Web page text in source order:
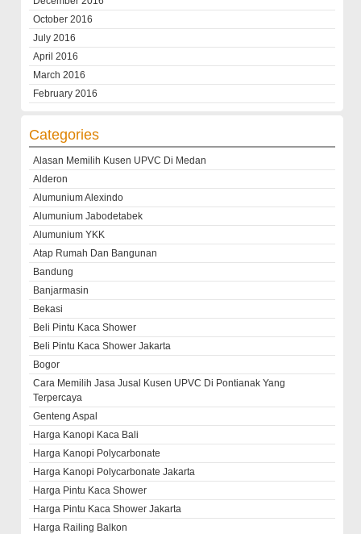
October 2016
July 2016
April 2016
March 2016
February 2016
Categories
Alasan Memilih Kusen UPVC Di Medan
Alderon
Alumunium Alexindo
Alumunium Jabodetabek
Alumunium YKK
Atap Rumah Dan Bangunan
Bandung
Banjarmasin
Bekasi
Beli Pintu Kaca Shower
Beli Pintu Kaca Shower Jakarta
Bogor
Cara Memilih Jasa Jusal Kusen UPVC Di Pontianak Yang
Terpercaya
Genteng Aspal
Harga Kanopi Kaca Bali
Harga Kanopi Polycarbonate
Harga Kanopi Polycarbonate Jakarta
Harga Pintu Kaca Shower
Harga Pintu Kaca Shower Jakarta
Harga Railing Balkon